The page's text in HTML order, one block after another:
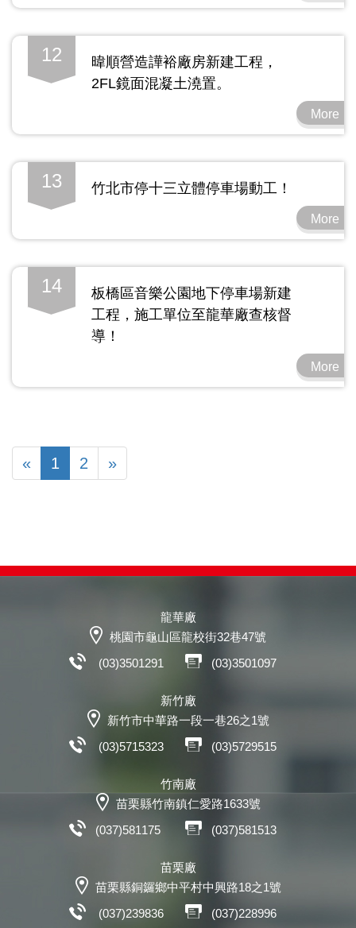
12
暐順營造譁裕廠房新建工程，
2FL鏡面混凝土澆置。
More
13 竹北市停十三立體停車場動工！
More
14
板橋區音樂公園地下停車場新建
工程，施工單位至龍華廠查核督
導！
More
« 1 2 »
龍華廠
桃園市龜山區龍校街32巷47號
(03)3501291
(03)3501097
新竹廠
新竹市中華路一段一巷26之1號
(03)5715323
(03)5729515
竹南廠
苗栗縣竹南鎮仁愛路1633號
(037)581175
(037)581513
苗栗廠
苗栗縣銅鑼鄉中平村中興路18之1號
(037)239836
(037)228996